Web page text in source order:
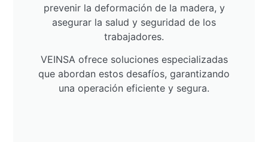
prevenir la deformación de la madera, y
asegurar la salud y seguridad de los
trabajadores.
VEINSA ofrece soluciones especializadas
que abordan estos desafíos, garantizando
una operación eficiente y segura.